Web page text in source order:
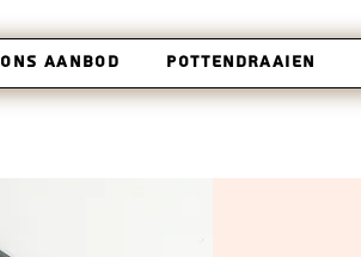
Ons aanbod Pottendraaien